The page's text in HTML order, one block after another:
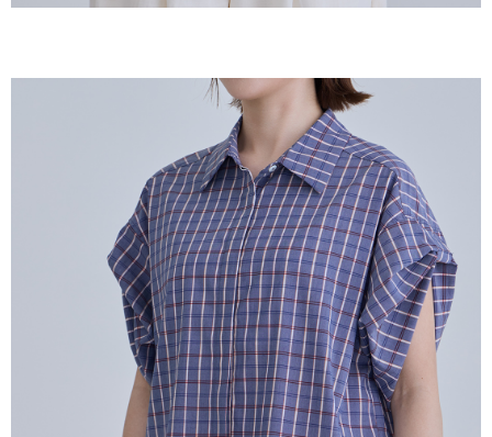
納金が加算されます。未成年の利用者は、事前に法定代理人または後見人
の同意を得ればAFTEEをご利用いただけます。
個人情報の処理、利用について疑問がある、または関連する法律の権利を
行使したい場合は、ネットプロテクションズcs_tw@netprotections.co.jp
にご連絡ください。上記に示した個人情報を、必要な購入注文書とあわせ
てAFTEEにご提供いただく、またはAFTEEにあなたの個人情報の収集、処
理、利用を許可することににご同意いただけない場合は、当サービスを選
択しないでください。